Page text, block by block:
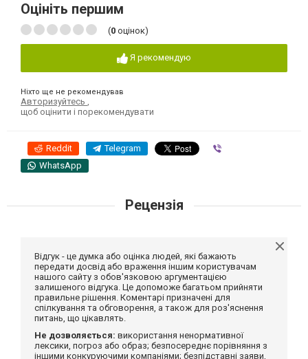
Оцініть першим
(0 оцінок)
Я рекомендую
Ніхто ще не рекомендував
Авторизуйтесь
щоб оцінити і порекомендувати
Reddit Telegram
WhatsApp
Рецензія
Відгук - це думка або оцінка людей, які бажають
передати досвід або враження іншим користувачам
нашого сайту з обов'язковою аргументацією
залишеного відгука. Це допоможе багатьом прийняти
правильне рішення. Коментарі призначені для
спілкування та обговорення, а також для роз'яснення
питань, що цікавлять.
Не дозволяється: використання ненормативної
лексики, погроз або образ; безпосереднє порівняння з
іншими конкуруючими компаніями; безпідставні заяви,